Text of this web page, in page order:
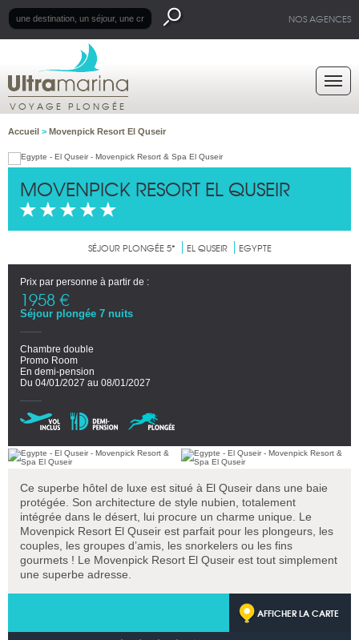
NOS AGENCES
VOYAGE PLONGÉE
Accueil > Movenpick Resort El Quseir
MOVENPICK RESORT EL QUSEIR
SÉJOUR PLONGÉE 5* EL QUSEIR EGYPTE
Prix par personne à partir de :
1958 €
Séjour plongée 7 nuits
Chambre double
Promo Room
En demi-pension
Du 04/01/2027 au 08/01/2027
Ce superbe hôtel de luxe est situé à El Quseir dans une baie
protégée. Son architecture de style nubien, totalement
intégrée dans le désert, lui procure un charme unique. Le
Movenpick Resort El Quseir est parfait pour les plongeurs, les
couples, les groupes d’amis, les snorkelers ou les fins
gourmets ! Le Movenpick Resort El Quseir est tout simplement
une superbe adresse.
AFFICHER LA CARTE